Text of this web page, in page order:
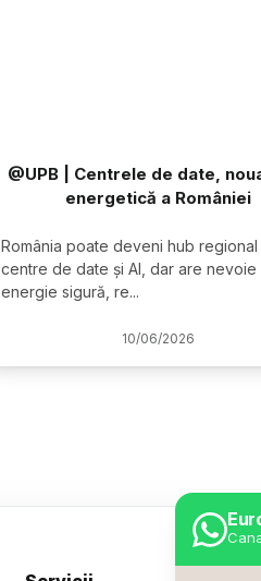
@UPB | Centrele de date,
energetică a României
România poate deveni hub
centre de date și AI, dar are nevoie
energie sigură, re...
10/06/2026